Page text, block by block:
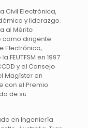
Civil Electrónica,
y liderazgo.
al Mérito
como dirigente
Electrónica,
en 1997
y el Consejo
Magíster en
con el Premio
de su
en Ingeniería